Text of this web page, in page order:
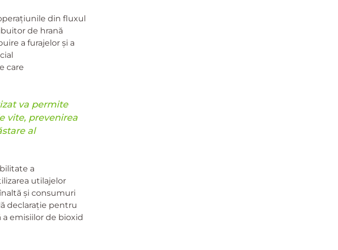
din fluxul
de hrană
a furajelor și a
care
va permite
vite, prevenirea
al
a
utilajelor
și consumuri
declarație pentru
emisiilor de bioxid